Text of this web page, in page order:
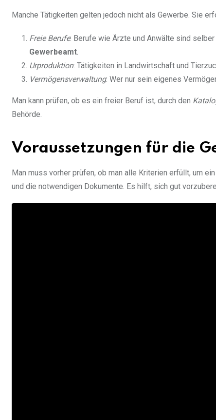
Manche Tätigkeiten gelten jedoch nicht als Gewerbe. Sie
Freie Berufe: Berufe wie Ärzte und Anwälte sind
Gewerbeamt.
Urproduktion: Tätigkeiten in Landwirtschaft und
Vermögensverwaltung: Wer nur sein eigenes
Man kann prüfen, ob es ein freier Beruf ist, durch den
Behörde.
Voraussetzungen für die
Man muss vorher prüfen, ob man alle Kriterien erfüllt, um
und die notwendigen Dokumente. Es hilft, sich gut